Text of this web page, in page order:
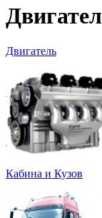
Двигатель
Кабина и Кузов